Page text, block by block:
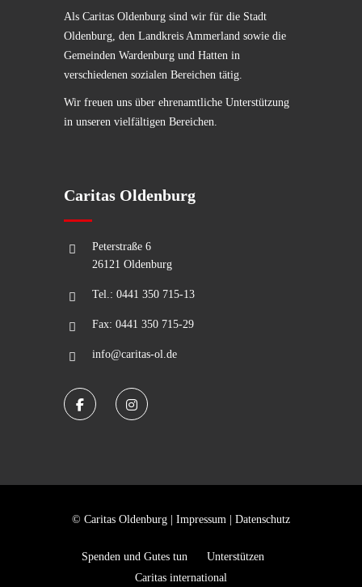
Als Caritas Oldenburg sind wir für die Stadt
Oldenburg, den Landkreis Ammerland sowie die
Gemeinden Wardenburg und Hatten in
verschiedenen sozialen Bereichen tätig.
Wir freuen uns über ehrenamtliche Unterstützung
in unseren vielfältigen Bereichen.
Caritas Oldenburg
Peterstraße 6
26121 Oldenburg
Tel.: 0441 350 715-13
Fax: 0441 350 715-29
info@caritas-ol.de
© Caritas Oldenburg | Impressum Datenschutz
Spenden und Gutes tun
Unterstützen
Caritas international